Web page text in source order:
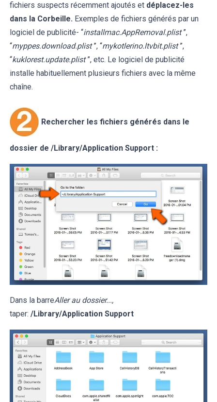
fichiers suspects récemment ajoutés et déplacez-les
dans la Corbeille. Exemples de fichiers générés par un
logiciel de publicité- “installmac.AppRemoval.plist ”,
“myppes.download.plist ”, “mykotlerino.ltvbit.plist ”,
“kuklorest.update.plist ”, etc. Le logiciel de publicité
installe habituellement plusieurs fichiers avec la même
chaîne.
Rechercher les fichiers générés dans le
dossier de /Library/Application Support :
Dans la barreAller au dossier...,
taper: /Library/Application Support